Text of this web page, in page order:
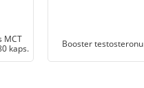
MCT
kaps.
Booster testosteronu